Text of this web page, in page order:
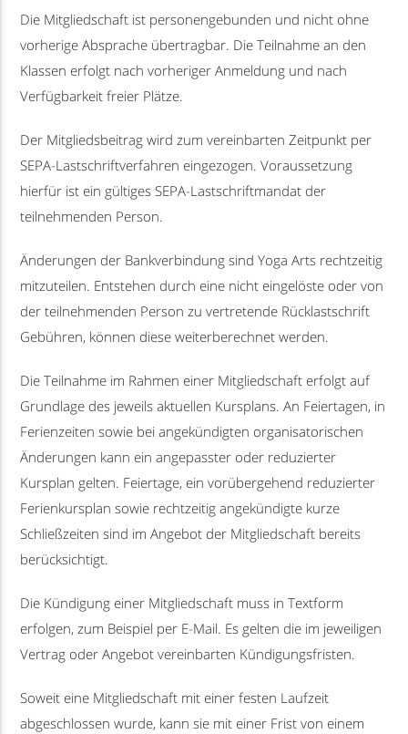
Die Mitgliedschaft ist personengebunden und nicht ohne
vorherige Absprache übertragbar. Die Teilnahme an den
Klassen erfolgt nach vorheriger Anmeldung und nach
Verfügbarkeit freier Plätze.
Der Mitgliedsbeitrag wird zum vereinbarten Zeitpunkt per
SEPA-Lastschriftverfahren eingezogen. Voraussetzung
hierfür ist ein gültiges SEPA-Lastschriftmandat der
teilnehmenden Person.
Änderungen der Bankverbindung sind Yoga Arts rechtzeitig
mitzuteilen. Entstehen durch eine nicht eingelöste oder von
der teilnehmenden Person zu vertretende Rücklastschrift
Gebühren, können diese weiterberechnet werden.
Die Teilnahme im Rahmen einer Mitgliedschaft erfolgt auf
Grundlage des jeweils aktuellen Kursplans. An Feiertagen, in
Ferienzeiten sowie bei angekündigten organisatorischen
Änderungen kann ein angepasster oder reduzierter
Kursplan gelten. Feiertage, ein vorübergehend reduzierter
Ferienkursplan sowie rechtzeitig angekündigte kurze
Schließzeiten sind im Angebot der Mitgliedschaft bereits
berücksichtigt.
Die Kündigung einer Mitgliedschaft muss in Textform
erfolgen, zum Beispiel per E-Mail. Es gelten die im jeweiligen
Vertrag oder Angebot vereinbarten Kündigungsfristen.
Soweit eine Mitgliedschaft mit einer festen Laufzeit
abgeschlossen wurde, kann sie mit einer Frist von einem